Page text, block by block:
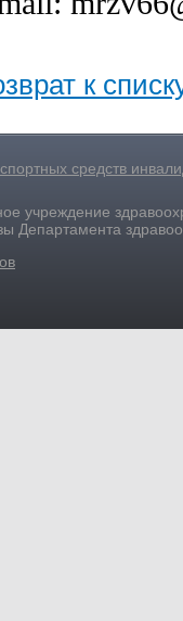
к
средств
учреждение
Департамента